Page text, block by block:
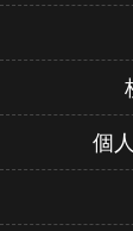
個